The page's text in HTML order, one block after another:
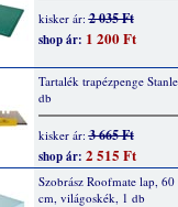
kisker ár:2 035 Ft
shop ár: 1 200 Ft
Tartalék trapézpenge
db
kisker ár:3 665 Ft
shop ár: 2 515 Ft
Szobrász Roofmate lap,
cm, világoskék, 1 db